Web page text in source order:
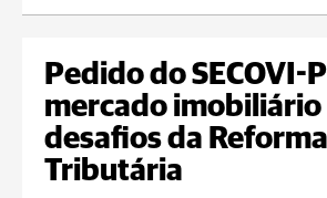
Pedido do SECOVI-
mercado imobiliário
desafios da Reforma
Tributária